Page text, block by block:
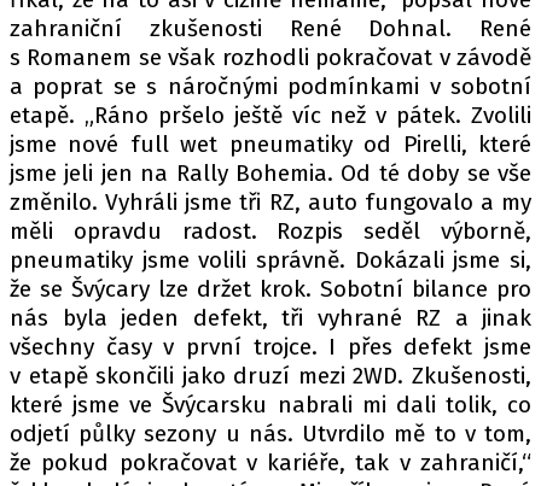
zahraniční zkušenosti René Dohnal. René
s Romanem se však rozhodli pokračovat v závodě
a poprat se s náročnými podmínkami v sobotní
etapě. „Ráno pršelo ještě víc než v pátek. Zvolili
jsme nové full wet pneumatiky od Pirelli, které
jsme jeli jen na Rally Bohemia. Od té doby se vše
změnilo. Vyhráli jsme tři RZ, auto fungovalo a my
měli opravdu radost. Rozpis seděl výborně,
pneumatiky jsme volili správně. Dokázali jsme si,
že se Švýcary lze držet krok. Sobotní bilance pro
nás byla jeden defekt, tři vyhrané RZ a jinak
všechny časy v první trojce. I přes defekt jsme
v etapě skončili jako druzí mezi 2WD. Zkušenosti,
které jsme ve Švýcarsku nabrali mi dali tolik, co
odjetí půlky sezony u nás. Utvrdilo mě to v tom,
že pokud pokračovat v kariéře, tak v zahraničí,“